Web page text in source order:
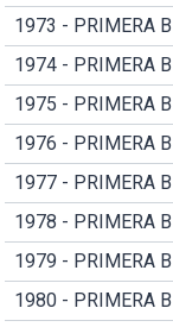
1973 - PRIMERA B
1974 - PRIMERA B
1975 - PRIMERA B
1976 - PRIMERA B
1977 - PRIMERA B
1978 - PRIMERA B
1979 - PRIMERA B
1980 - PRIMERA B